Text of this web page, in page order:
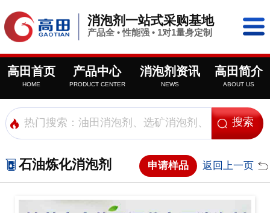
消泡剂一站式采购基地
产品全 • 性能强 • 1对1量身定制
高田首页
HOME
产品中心
PRODUCT CENTER
消泡剂资讯
NEWS
高田简介
ABOUT US
石油炼化消泡剂 申请样品 返回上一页